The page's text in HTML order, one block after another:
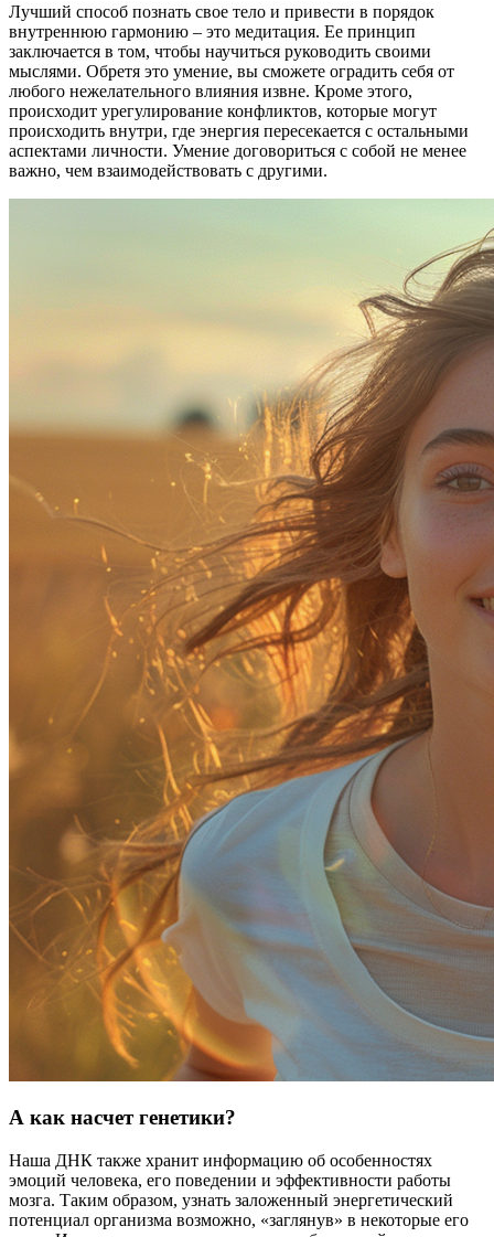
Лучший способ познать свое тело и привести в порядок
внутреннюю гармонию – это медитация. Ее принцип
заключается в том, чтобы научиться руководить своими
мыслями. Обретя это умение, вы сможете оградить себя от
любого нежелательного влияния извне. Кроме этого,
происходит урегулирование конфликтов, которые могут
происходить внутри, где энергия пересекается с остальными
аспектами личности. Умение договориться с собой не менее
важно, чем взаимодействовать с другими.
А как насчет генетики?
Наша ДНК также хранит информацию об особенностях
эмоций человека, его поведении и эффективности работы
мозга. Таким образом, узнать заложенный энергетический
потенциал организма возможно, «заглянув» в некоторые его